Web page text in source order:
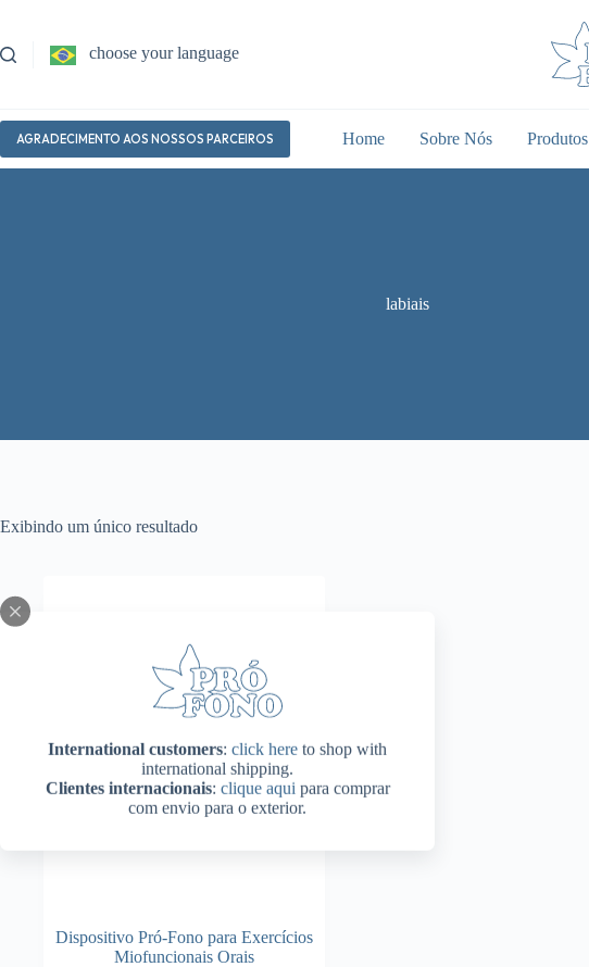
o
conteúdo
International customers: click here to shop with
international shipping.
Clientes internacionais: clique aqui para comprar
com envio para o exterior.
choose your language
AGRADECIMENTO AOS NOSSOS PARCEIROS Home Sobre Nós Produtos
labiais
Exibindo um único resultado
Dispositivo Pró-Fono para Exercícios
Miofuncionais Orais